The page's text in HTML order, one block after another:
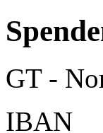
GT -
IBAN